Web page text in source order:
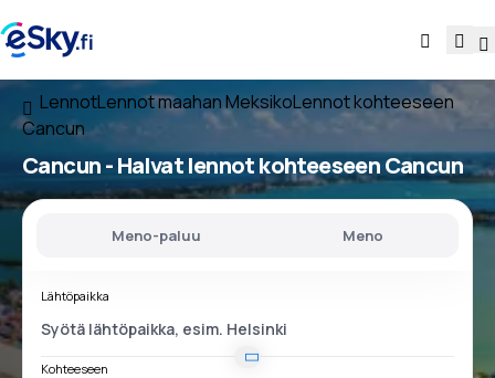
LennotLennot maahan MeksikoLennot kohteeseen
Cancun
Cancun - Halvat lennot kohteeseen Cancun
Meno-paluu Meno
Lähtöpaikka
Kohteeseen